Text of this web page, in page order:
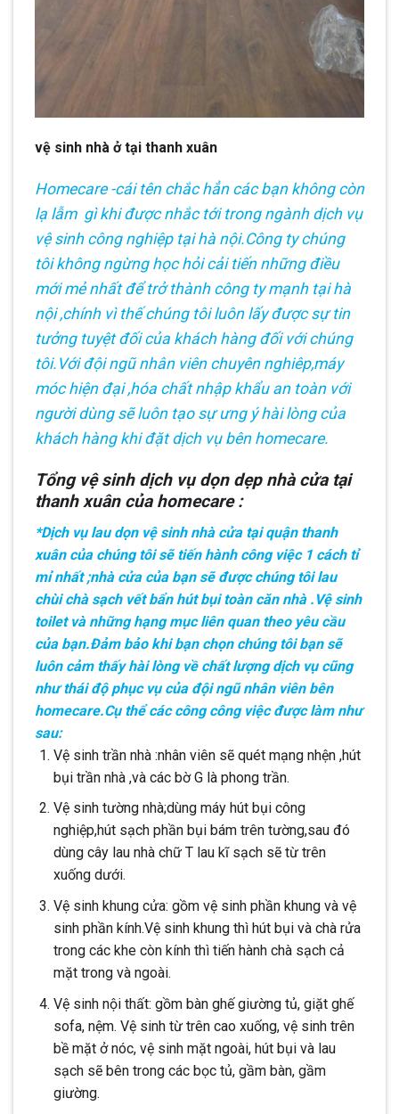
vệ sinh nhà ở tại thanh xuân
Homecare -cái tên chắc hẳn các bạn không còn
lạ lẫm gì khi được nhắc tới trong ngành dịch vụ
vệ sinh công nghiệp tại hà nội.Công ty chúng
tôi không ngừng học hỏi cải tiến những điều
mới mẻ nhất để trở thành công ty mạnh tại hà
nội ,chính vì thế chúng tôi luôn lấy được sự tin
tưởng tuyệt đối của khách hàng đối với chúng
tôi.Với đội ngũ nhân viên chuyên nghiêp,máy
móc hiện đại ,hóa chất nhập khẩu an toàn với
người dùng sẽ luôn tạo sự ưng ý hài lòng của
khách hàng khi đặt dịch vụ bên homecare.
Tổng vệ sinh dịch vụ dọn dẹp nhà cửa tại
thanh xuân của homecare :
*Dịch vụ lau dọn vệ sinh nhà cửa tại quận thanh
xuân của chúng tôi sẽ tiến hành công việc 1 cách tỉ
mỉ nhất ;nhà cửa của bạn sẽ được chúng tôi lau
chùi chà sạch vết bẩn hút bụi toàn căn nhà .Vệ sinh
toilet và những hạng mục liên quan theo yêu cầu
của bạn.Đảm bảo khi bạn chọn chúng tôi bạn sẽ
luôn cảm thấy hài lòng về chất lượng dịch vụ cũng
như thái độ phục vụ của đội ngũ nhân viên bên
homecare.Cụ thể các công công việc được làm như
sau:
Vệ sinh trần nhà :nhân viên sẽ quét mạng nhện ,hút
bụi trần nhà ,và các bờ G là phong trần.
Vệ sinh tường nhà;dùng máy hút bụi công
nghiệp,hút sạch phần bụi bám trên tường,sau đó
dùng cây lau nhà chữ T lau kĩ sạch sẽ từ trên
xuống dưới.
Vệ sinh khung cửa: gồm vệ sinh phần khung và vệ
sinh phần kính.Vệ sinh khung thì hút bụi và chà rửa
trong các khe còn kính thì tiến hành chà sạch cả
mặt trong và ngoài.
Vệ sinh nội thất: gồm bàn ghế giường tủ, giặt ghế
sofa, nệm. Vệ sinh từ trên cao xuống, vệ sinh trên
bề mặt ở nóc, vệ sinh mặt ngoài, hút bụi và lau
sạch sẽ bên trong các bọc tủ, gầm bàn, gầm
giường.